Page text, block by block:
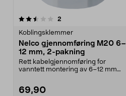
2
Koblingsklemmer
Nelco gjennomføring M20 6–
12 mm, 2-pakning
Rett kabelgjennomføring for
vanntett montering av 6–12 mm
69,90